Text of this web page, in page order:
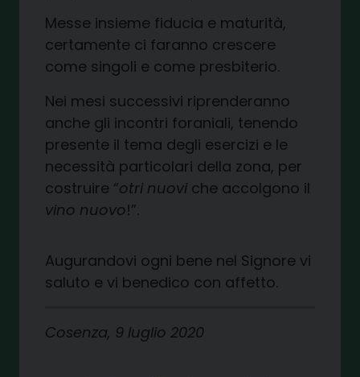
Messe insieme fiducia e maturità,
certamente ci faranno crescere
come singoli e come presbiterio.
Nei mesi successivi riprenderanno
anche gli incontri foraniali, tenendo
presente il tema degli esercizi e le
necessità particolari della zona, per
costruire “otri nuovi che accolgono il
vino nuovo!”.
Augurandovi ogni bene nel Signore vi
saluto e vi benedico con affetto.
Cosenza, 9 luglio 2020